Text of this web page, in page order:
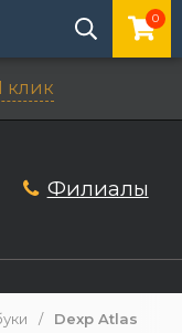
0
клик
Филиалы
/ Dexp Atlas